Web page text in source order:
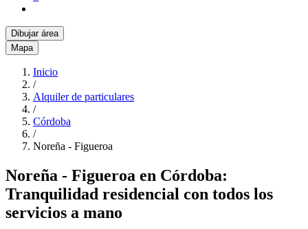
Dibujar área
Mapa
Inicio
/
Alquiler de particulares
/
Córdoba
/
Noreña - Figueroa
Noreña - Figueroa en Córdoba:
Tranquilidad residencial con todos los
servicios a mano